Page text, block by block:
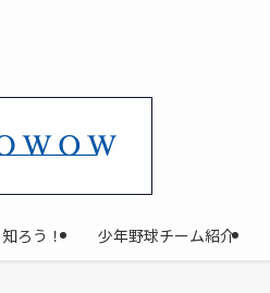
ろう！ 少年野球チーム紹介